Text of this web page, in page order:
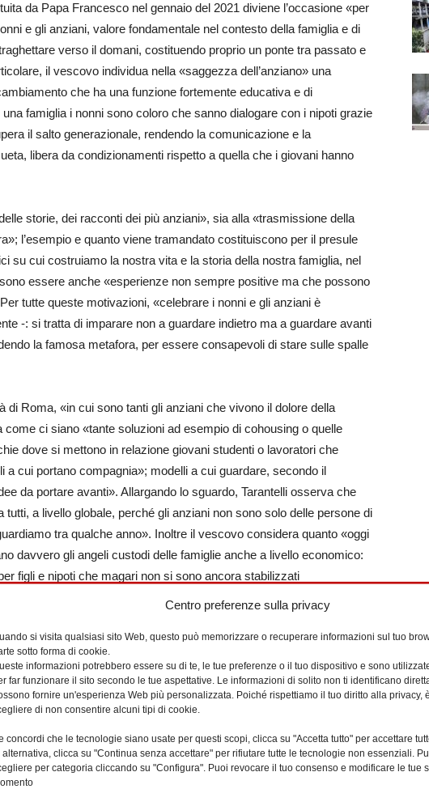
Centro preferenze sulla privacy
si visita qualsiasi sito Web, questo può memorizzare o recuperare informazioni sul tuo
sotto forma di cookie.
informazioni potrebbero essere su di te, le tue preferenze o il tuo dispositivo e sono
far funzionare il sito secondo le tue aspettative. Le informazioni di solito non ti identificano
fornire un'esperienza Web più personalizzata. Poiché rispettiamo il tuo diritto alla privacy,
di non consentire alcuni tipi di cookie.
concordi che le tecnologie siano usate per questi scopi, clicca su "Accetta tutto" per accettare
alternativa, clicca su "Continua senza accettare" per rifiutare tutte le tecnologie non essenziali.
per categoria cliccando su "Configura". Puoi revocare il tuo consenso e modificare le tue
da Papa Francesco nel gennaio del 2021 diviene l’occasione «per
e gli anziani, valore fondamentale nel contesto della famiglia e di
verso il domani, costituendo proprio un ponte tra passato e
il vescovo individua nella «saggezza dell’anziano» una
che ha una funzione fortemente educativa e di
famiglia i nonni sono coloro che sanno dialogare con i nipoti grazie
il salto generazionale, rendendo la comunicazione e la
libera da condizionamenti rispetto a quella che i giovani hanno
storie, dei racconti dei più anziani», sia alla «trasmissione della
l’esempio e quanto viene tramandato costituiscono per il presule
su cui costruiamo la nostra vita e la storia della nostra famiglia, nel
essere anche «esperienze non sempre positive ma che possono
tutte queste motivazioni, «celebrare i nonni e gli anziani è
-: si tratta di imparare non a guardare indietro ma a guardare avanti
la famosa metafora, per essere consapevoli di stare sulle spalle
di Roma, «in cui sono tanti gli anziani che vivono il dolore della
ci siano «tante soluzioni ad esempio di cohousing o quelle
dove si mettono in relazione giovani studenti o lavoratori che
a cui portano compagnia»; modelli a cui guardare, secondo il
da portare avanti». Allargando lo sguardo, Tarantelli osserva che
tutti, a livello globale, perché gli anziani non sono solo delle persone di
tra qualche anno». Inoltre il vescovo considera quanto «oggi
davvero gli angeli custodi delle famiglie anche a livello economico:
figli e nipoti che magari non si sono ancora stabilizzati
società fa apparire un peso piuttosto che una risorsa». Ancora, i più
società dove mancano le figure di riferimento forti e riconoscibili».
del Papa a fare visita alle persone anziane come occasione «per
che arricchisce più chi lo dona che chi lo riceve, come accade per
è tanto e solo «un andare a trovare ma uno scoprire un bagaglio di